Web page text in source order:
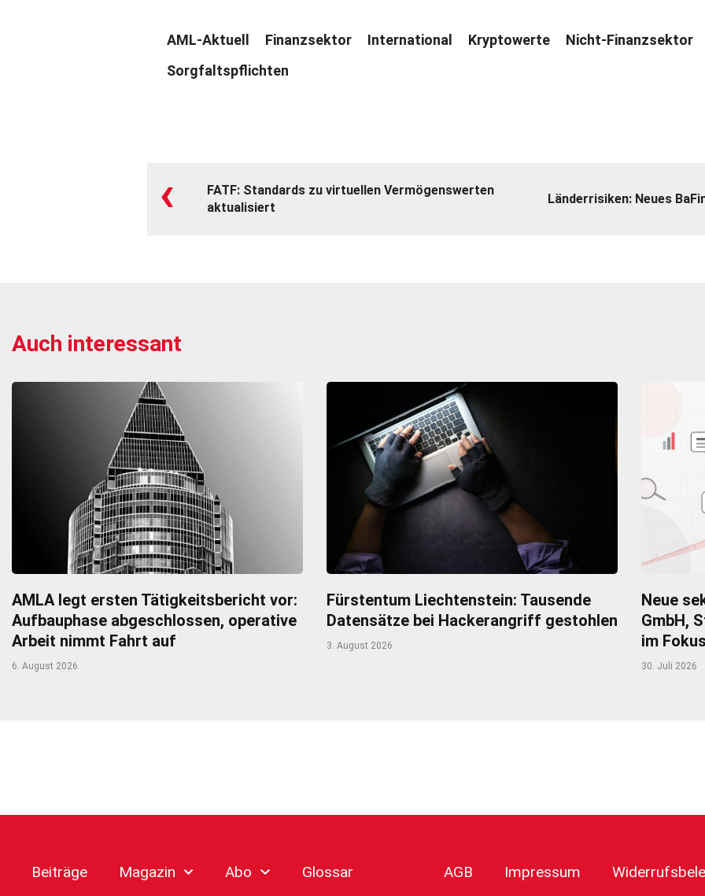
AML-Aktuell Finanzsektor International Kryptowerte
Nicht-Finanzsektor
Sorgfaltspflichten
‹
FATF: Standards zu virtuellen Vermögenswerten
aktualisiert
Länderrisiken: Neues
Auch interessant
AMLA legt ersten Tätigkeitsbericht vor:
Aufbauphase abgeschlossen, operative
Arbeit nimmt Fahrt auf
6. August 2026
Fürstentum Liechtenstein: Tausende
Datensätze bei Hackerangriff gestohlen
3. August 2026
Neue
GmbH,
im
30. Juli 2026
Beiträge Magazin Abo Glossar AGB Impressum